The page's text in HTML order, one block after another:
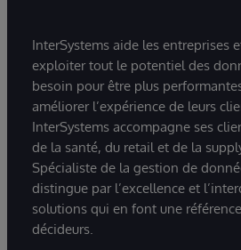
InterSystems aide les entreprises
exploiter tout le potentiel des
besoin pour être plus
améliorer l’expérience de leurs
InterSystems accompagne ses
de la santé, du retail et de la
Spécialiste de la gestion de
distingue par l’excellence et
solutions qui en font une
décideurs.